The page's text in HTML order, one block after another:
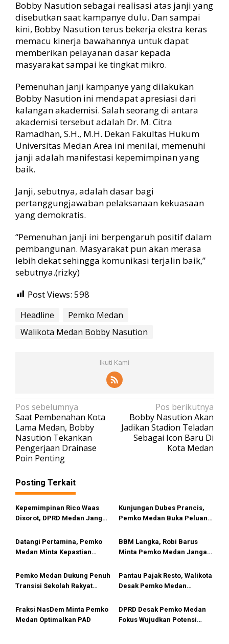
Bobby Nasution sebagai realisasi atas janji yang
disebutkan saat kampanye dulu. Dan sampai
kini, Bobby Nasution terus bekerja ekstra keras
memacu kinerja bawahannya untuk dapat
memberikan pelayanan dasar kepada
masyarakat sampai ke tingkat mikro.
Pemenuhan janji kampanye yang dilakukan
Bobby Nasution ini mendapat apresiasi dari
kalangan akademisi. Salah seorang di antara
akademisi tersebut adalah Dr. M. Citra
Ramadhan, S.H., M.H. Dekan Fakultas Hukum
Universitas Medan Area ini menilai, memenuhi
janji adalah manifestasi kepemimpinan yang
baik.
Janji, sebutnya, adalah dasar bagi
pertanggungjawaban pelaksanaan kekuasaan
yang demokratis.
“Pemenuhan janji ini berpengaruh positif dalam
pembangunan. Masyarakat pun akan merasa
lebih dekat sehingga komunikasi terjalin baik,”
sebutnya.(rizky)
Post Views: 598
Headline
Pemko Medan
Walikota Medan Bobby Nasution
Ikuti Kami
N
a
v
i
g
a
s
i
p
o
s
Pos sebelumnya
Saat Pembenahan Kota
Lama Medan, Bobby
Nasution Tekankan
Pengerjaan Drainase
Poin Penting
Pos berikutnya
Bobby Nasution Akan
Jadikan Stadion Teladan
Sebagai Icon Baru Di
Kota Medan
Posting Terkait
Kepemimpinan Rico Waas
Disorot, DPRD Medan Jangan
Kunjungan Dubes Prancis,
Pemko Medan Buka Peluang
Hingga Industri Kreatif
Datangi Pertamina, Pemko
Medan Minta Kepastian
BBM di SPBU
BBM Langka, Robi Barus
Minta Pemko Medan Jangan
Pemko Medan Dukung Penuh
Transisi Sekolah Rakyat
Pantau Pajak Resto, Walikota
Desak Pemko Medan
Fraksi NasDem Minta Pemko
Medan Optimalkan PAD
DPRD Desak Pemko Medan
Fokus Wujudkan Potensi